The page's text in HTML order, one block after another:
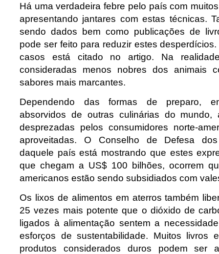
Há uma verdadeira febre pelo país com
apresentando jantares com estas técnicas.
sendo dados bem como publicações de
pode ser feito para reduzir estes
casos está citado no artigo. Na
consideradas menos nobres dos animais
sabores mais marcantes.
Dependendo das formas de preparo,
absorvidos de outras culinárias do
desprezadas pelos consumidores norte-
aproveitadas. O Conselho de Defesa
daquele país está mostrando que estes
que chegam a US$ 100 bilhões, ocorrem
americanos estão sendo subsidiados com
Os lixos de alimentos em aterros também
25 vezes mais potente que o dióxido de
ligados à alimentação sentem a
esforços de sustentabilidade. Muitos livros
produtos considerados duros podem ser